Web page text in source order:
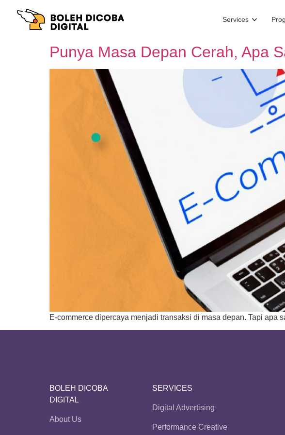
Services
Punya Masa Depan Cerah, Apa
E-commerce dipercaya menjadi transaksi di masa depan. Tapi
BOLEH DICOBA
DIGITAL
About Us
SERVICES
Digital Advertising
Performance Creative